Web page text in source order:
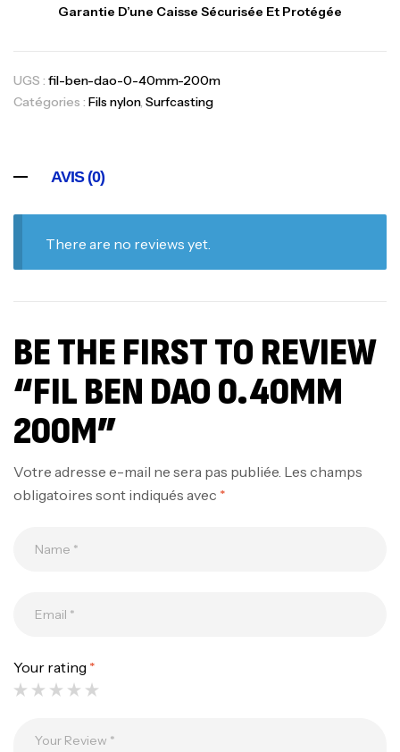
Garantie D’une Caisse Sécurisée Et Protégée
UGS : fil-ben-dao-0-40mm-200m
Catégories : Fils nylon, Surfcasting
AVIS (0)
There are no reviews yet.
BE THE FIRST TO REVIEW
“FIL BEN DAO 0.40MM
200M”
Votre adresse e-mail ne sera pas publiée. Les champs
obligatoires sont indiqués avec *
Your rating *
1.83m 120/250gr 30kg